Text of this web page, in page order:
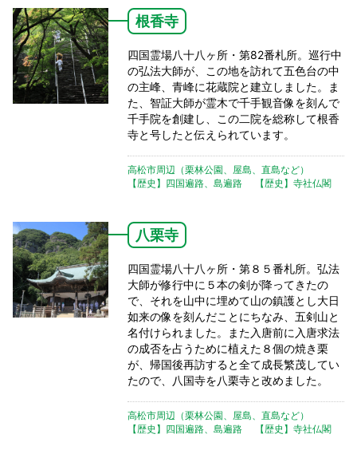
根香寺
四国霊場八十八ヶ所・第82番札所。巡行中
の弘法大師が、この地を訪れて五色台の中
の主峰、青峰に花蔵院と建立しました。ま
た、智証大師が霊木で千手観音像を刻んで
千手院を創建し、この二院を総称して根香
寺と号したと伝えられています。
高松市周辺（栗林公園、屋島、直島など）
【歴史】四国遍路、島遍路
【歴史】寺社仏閣
八栗寺
四国霊場八十八ヶ所・第８５番札所。弘法
大師が修行中に５本の剣が降ってきたの
で、それを山中に埋めて山の鎮護とし大日
如来の像を刻んだことにちなみ、五剣山と
名付けられました。また入唐前に入唐求法
の成否を占うために植えた８個の焼き栗
が、帰国後再訪すると全て成長繁茂してい
たので、八国寺を八栗寺と改めました。
高松市周辺（栗林公園、屋島、直島など）
【歴史】四国遍路、島遍路
【歴史】寺社仏閣